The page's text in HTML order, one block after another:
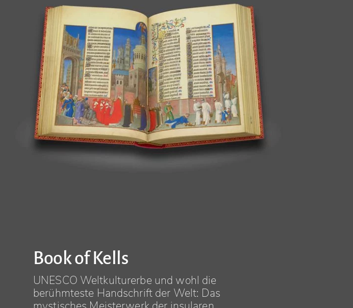
Book of Kells
UNESCO Weltkulturerbe und wohl die
berühmteste Handschrift der Welt: Das